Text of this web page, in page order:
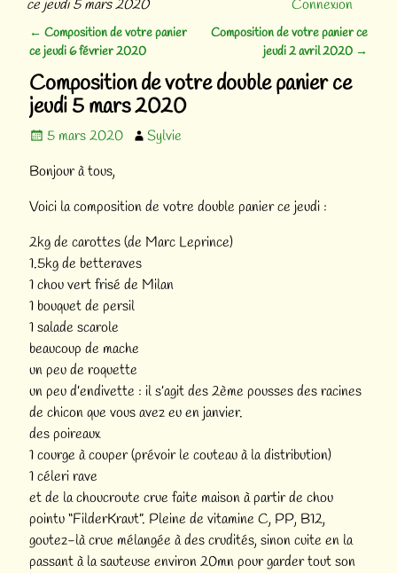
ce jeudi 5 mars 2020
Connexion
Navigation des articles
← Composition de votre panier
ce jeudi 6 février 2020
Composition de votre panier ce
jeudi 2 avril 2020 →
Composition de votre double panier ce
jeudi 5 mars 2020
5 mars 2020
Sylvie
Bonjour à tous,
Voici la composition de votre double panier ce jeudi :
2kg de carottes (de Marc Leprince)
1.5kg de betteraves
1 chou vert frisé de Milan
1 bouquet de persil
1 salade scarole
beaucoup de mache
un peu de roquette
un peu d’endivette : il s’agit des 2ème pousses des racines
de chicon que vous avez eu en janvier.
des poireaux
1 courge à couper (prévoir le couteau à la distribution)
1 céleri rave
et de la choucroute crue faite maison à partir de chou
pointu “FilderKraut”. Pleine de vitamine C, PP, B12,
goutez-là crue mélangée à des crudités, sinon cuite en la
passant à la sauteuse environ 20mn pour garder tout son